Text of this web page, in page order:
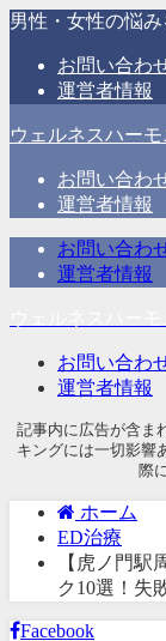
男性・女性の悩
お問い合わ
運営者情報
ウェルネスハーモ
お問い合わ
運営者情報
お問い合わ
運営者情報
お問い合わ
運営者情報
記事内に広告が含ま
キングには一切影響
際
ホーム
ED治療
【虎ノ門駅
ク10選！失
Facebook